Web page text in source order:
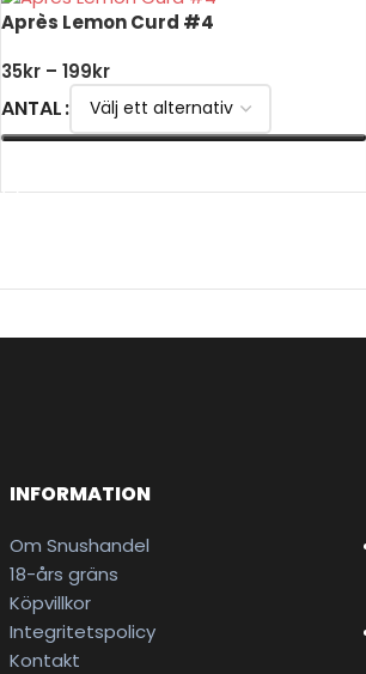
Après Lemon Curd #4
35kr – 199kr
ANTAL
INFORMATION
Om Snushandel
18-års gräns
Köpvillkor
Integritetspolicy
Kontakt